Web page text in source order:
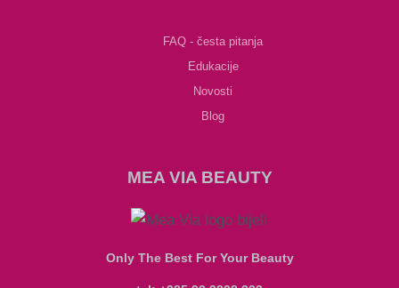
FAQ - česta pitanja
Edukacije
Novosti
Blog
MEA VIA BEAUTY
Only The Best For Your Beauty